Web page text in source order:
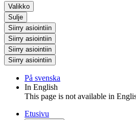
Valikko
Sulje
Siirry asiointiin
Siirry asiointiin
Siirry asiointiin
Siirry asiointiin
På svenska
In English
This page is not available in
Etusivu